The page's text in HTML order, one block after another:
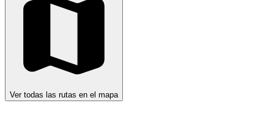
Ver todas las rutas en el mapa